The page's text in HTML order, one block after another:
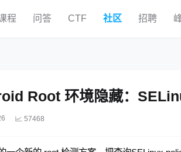
程 问答 CTF 社区 招聘
Root 环境隐藏：
57468